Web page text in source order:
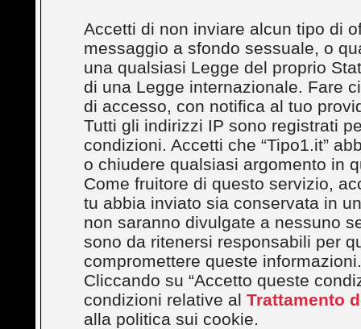
Accetti di non inviare alcun tipo di
messaggio a sfondo sessuale, o
una qualsiasi Legge del proprio
di una Legge internazionale. Fare
di accesso, con notifica al tuo
Tutti gli indirizzi IP sono registrati
condizioni. Accetti che “Tipo1.it”
o chiudere qualsiasi argomento in
Come fruitore di questo servizio,
tu abbia inviato sia conservata in
non saranno divulgate a nessuno
sono da ritenersi responsabili per
compromettere queste informazioni.
Cliccando su “Accetto queste
condizioni relative al Trattamento
alla politica sui cookie.